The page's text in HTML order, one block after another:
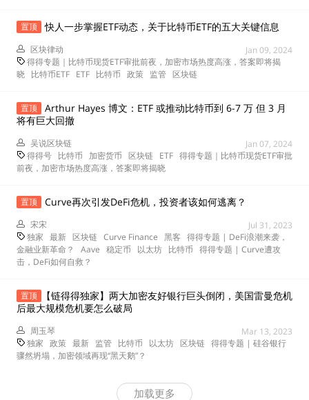
置顶 快人一步掌握ETF动态，关于比特币ETF的五大关键信息
区块律动
Jan 09, 2024
得得专题｜比特币现货ETF审批前夜，加密市场热度高涨，答案即将揭
晓 比特币ETF ETF 比特币 政策 监管 区块链
置顶
Arthur Hayes 博文：ETF 或推动比特币到 6-7 万 但 3 月
将有巨大回撤
吴说区块链
Jan 07, 2024
得得号 比特币 加密货币 区块链 ETF 得得专题｜比特币现货ETF审批
前夜，加密市场热度高涨，答案即将揭晓
置顶 Curve再次引发DeFi危机，投资者该如何逃离？
宋宋
Jul 31, 2023
独家 最新 区块链 Curve Finance 黑客 得得专题 | DeFi浪潮来袭，
金融业新革命？
Aave 稳定币 以太坊 比特币 得得专题 | Curve遭攻
击，DeFi如何自救？
置顶
【链得得独家】两大加密友好银行巨头倒闭，美国雷曼危机
后最大规模危机要怎么破局
周玉琴
Mar 13, 2023
独家 政策 最新 监管 比特币 以太坊 区块链 得得专题 | 硅谷银行
骤然坍塌，加密领域再现“黑天鹅”？
加载更多